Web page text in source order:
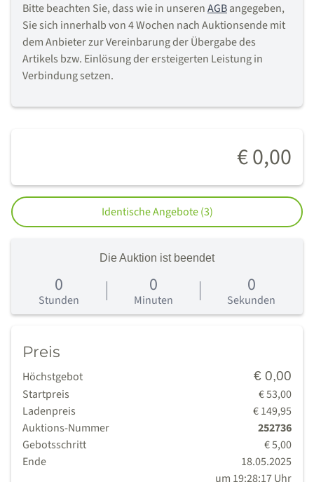
€ 0,00
Identische Angebote (3)
Die Auktion ist beendet
0
Stunden
0
Minuten
0
Sekunden
Preis
Höchstgebot € 0,00
Startpreis
€ 53,00
Ladenpreis
€ 149,95
Auktions-Nummer
252736
Gebotsschritt
€ 5,00
Ende
18.05.2025
um 19:28:17 Uhr
Bitte beachten Sie, dass wie in unserenAGBangegeben,
Sie sich innerhalb von 4 Wochen nach Auktionsende mit
dem Anbieter zur Vereinbarung der Übergabe des
Artikels bzw. Einlösung der ersteigerten Leistung in
Verbindung setzen.